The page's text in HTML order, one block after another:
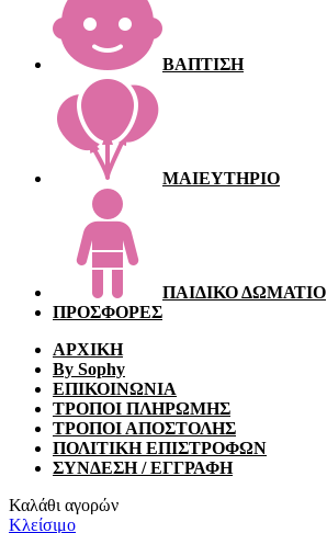
ΒΑΠΤΙΣΗ
ΜΑΙΕΥΤΗΡΙΟ
ΠΑΙΔΙΚΟ ΔΩΜΑΤΙΟ
ΠΡΟΣΦΟΡΕΣ
ΑΡΧΙΚΗ
By Sophy
ΕΠΙΚΟΙΝΩΝΙΑ
ΤΡΟΠΟΙ ΠΛΗΡΩΜΗΣ
ΤΡΟΠΟΙ ΑΠΟΣΤΟΛΗΣ
ΠΟΛΙΤΙΚΗ ΕΠΙΣΤΡΟΦΩΝ
ΣΥΝΔΕΣΗ / ΕΓΓΡΑΦΗ
Καλάθι αγορών
Κλείσιμο